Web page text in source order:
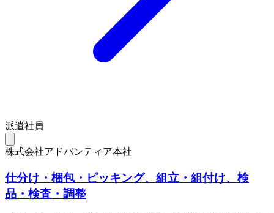
派遣社員
株式会社アドバンティア本社
仕分け・梱包・ピッキング、組立・組付け、検
品・検査・調整